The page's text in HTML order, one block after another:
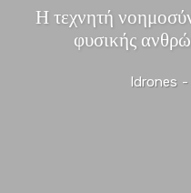
Η τεχνητή
φυσικής
Idrones -